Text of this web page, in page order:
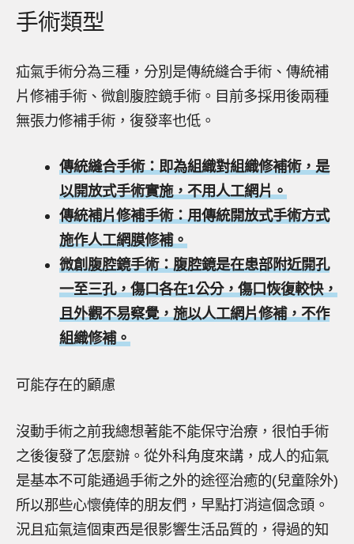
手術類型
疝氣手術分為三種，分別是傳統縫合手術、傳統補
片修補手術、微創腹腔鏡手術。目前多採用後兩種
無張力修補手術，復發率也低。
傳統縫合手術：即為組織對組織修補術，是
以開放式手術實施，不用人工網片。
傳統補片修補手術：用傳統開放式手術方式
施作人工網膜修補。
微創腹腔鏡手術：腹腔鏡是在患部附近開孔
一至三孔，傷口各在1公分，傷口恢復較快，
且外觀不易察覺，施以人工網片修補，不作
組織修補。
可能存在的顧慮
沒動手術之前我總想著能不能保守治療，很怕手術
之後復發了怎麼辦。從外科角度來講，成人的疝氣
是基本不可能通過手術之外的途徑治癒的(兒童除外)
所以那些心懷僥倖的朋友們，早點打消這個念頭。
況且疝氣這個東西是很影響生活品質的，得過的知